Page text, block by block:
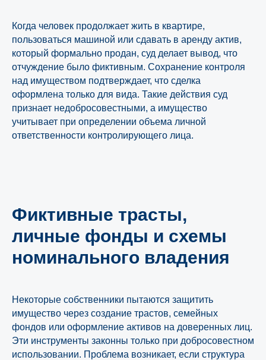
Когда человек продолжает жить в квартире,
пользоваться машиной или сдавать в аренду актив,
который формально продан, суд делает вывод, что
отчуждение было фиктивным. Сохранение контроля
над имуществом подтверждает, что сделка
оформлена только для вида. Такие действия суд
признает недобросовестными, а имущество
учитывает при определении объема личной
ответственности контролирующего лица.
Фиктивные трасты,
личные фонды и схемы
номинального владения
Некоторые собственники пытаются защитить
имущество через создание трастов, семейных
фондов или оформление активов на доверенных лиц.
Эти инструменты законны только при добросовестном
использовании. Проблема возникает, если структура